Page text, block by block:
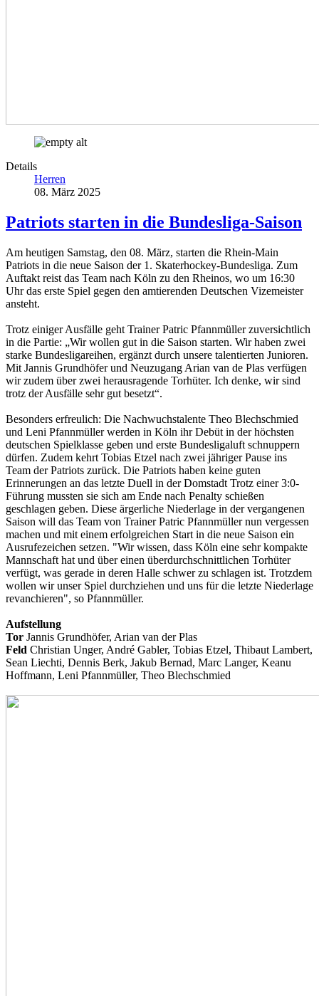
Details
Herren
08. März 2025
Patriots starten in die Bundesliga-Saison
Am heutigen Samstag, den 08. März, starten die Rhein-Main
Patriots in die neue Saison der 1. Skaterhockey-Bundesliga. Zum
Auftakt reist das Team nach Köln zu den Rheinos, wo um 16:30
Uhr das erste Spiel gegen den amtierenden Deutschen Vizemeister
ansteht.
Trotz einiger Ausfälle geht Trainer Patric Pfannmüller zuversichtlich
in die Partie: „Wir wollen gut in die Saison starten. Wir haben zwei
starke Bundesligareihen, ergänzt durch unsere talentierten Junioren.
Mit Jannis Grundhöfer und Neuzugang Arian van de Plas verfügen
wir zudem über zwei herausragende Torhüter. Ich denke, wir sind
trotz der Ausfälle sehr gut besetzt“.
Besonders erfreulich: Die Nachwuchstalente Theo Blechschmied
und Leni Pfannmüller werden in Köln ihr Debüt in der höchsten
deutschen Spielklasse geben und erste Bundesligaluft schnuppern
dürfen. Zudem kehrt Tobias Etzel nach zwei jähriger Pause ins
Team der Patriots zurück. Die Patriots haben keine guten
Erinnerungen an das letzte Duell in der Domstadt Trotz einer 3:0-
Führung mussten sie sich am Ende nach Penalty schießen
geschlagen geben. Diese ärgerliche Niederlage in der vergangenen
Saison will das Team von Trainer Patric Pfannmüller nun vergessen
machen und mit einem erfolgreichen Start in die neue Saison ein
Ausrufezeichen setzen. "Wir wissen, dass Köln eine sehr kompakte
Mannschaft hat und über einen überdurchschnittlichen Torhüter
verfügt, was gerade in deren Halle schwer zu schlagen ist. Trotzdem
wollen wir unser Spiel durchziehen und uns für die letzte Niederlage
revanchieren", so Pfannmüller.
Aufstellung
Tor Jannis Grundhöfer, Arian van der Plas
Feld Christian Unger, André Gabler, Tobias Etzel, Thibaut Lambert,
Sean Liechti, Dennis Berk, Jakub Bernad, Marc Langer, Keanu
Hoffmann, Leni Pfannmüller, Theo Blechschmied